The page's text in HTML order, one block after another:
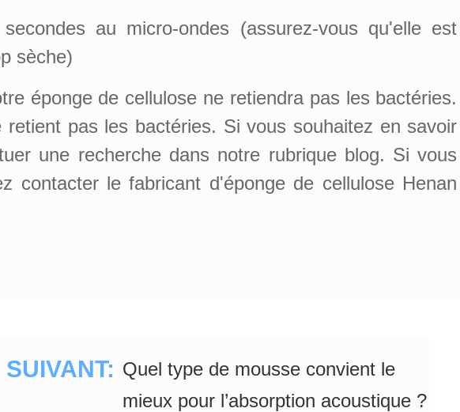
au micro-ondes (assurez-vous qu'elle est
sèche)
éponge de cellulose ne retiendra pas les bactéries.
pas les bactéries. Si vous souhaitez en savoir
une recherche dans notre rubrique blog. Si vous
contacter le fabricant d'éponge de cellulose Henan
SUIVANT: Quel type de mousse convient le
mieux pour l’absorption acoustique ?